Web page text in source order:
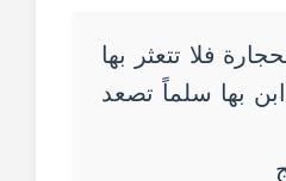
فلا تتعثر بها
بها سلماً تصعد